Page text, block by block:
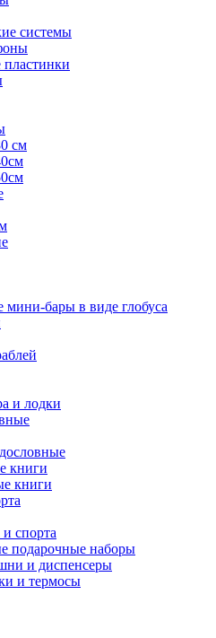
системы
см
мини-бары в виде глобуса
и лодки
книги
книги
спорта
подарочные наборы
и диспенсеры
и термосы